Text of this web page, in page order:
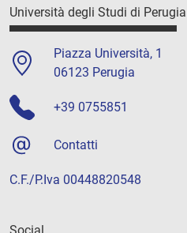
Università degli Studi di Perugia
Piazza Università, 1
06123 Perugia
+39 0755851
Contatti
C.F./P.Iva 00448820548
Social